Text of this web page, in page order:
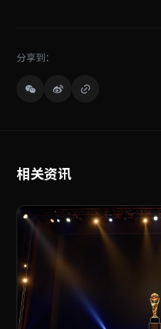
分享到：
相关资讯